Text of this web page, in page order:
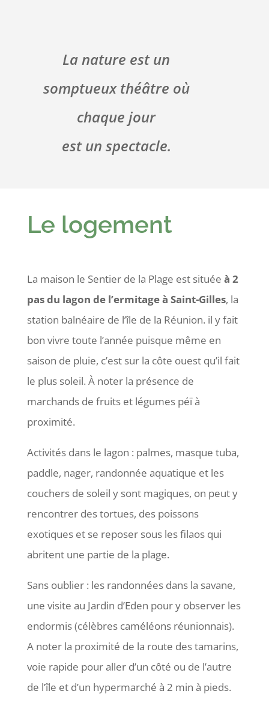
La nature est un
somptueux théâtre où
chaque jour
est un spectacle.
Le logement
La maison le Sentier de la Plage est située à 2
pas du lagon de l’ermitage à Saint-Gilles, la
station balnéaire de l’île de la Réunion. il y fait
bon vivre toute l’année puisque même en
saison de pluie, c’est sur la côte ouest qu’il fait
le plus soleil. À noter la présence de
marchands de fruits et légumes péï à
proximité.
Activités dans le lagon : palmes, masque tuba,
paddle, nager, randonnée aquatique et les
couchers de soleil y sont magiques, on peut y
rencontrer des tortues, des poissons
exotiques et se reposer sous les filaos qui
abritent une partie de la plage.
Sans oublier : les randonnées dans la savane,
une visite au Jardin d’Eden pour y observer les
endormis (célèbres caméléons réunionnais).
A noter la proximité de la route des tamarins,
voie rapide pour aller d’un côté ou de l’autre
de l’île et d’un hypermarché à 2 min à pieds.